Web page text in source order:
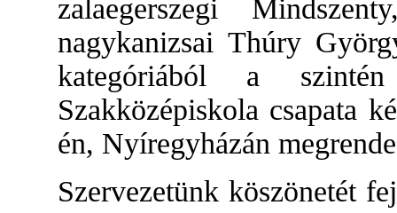
zalaegerszegi
nagykanizsai Thúry
kategóriából a
Szakközépiskola csapata
én, Nyíregyházán
Szervezetünk köszönetét